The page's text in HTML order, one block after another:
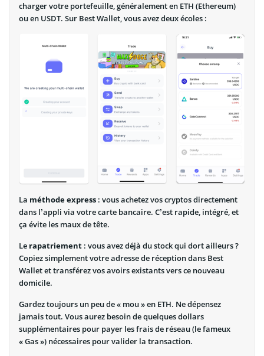
charger votre portefeuille, généralement en ETH (Ethereum)
ou en USDT. Sur Best Wallet, vous avez deux écoles :
La méthode express : vous achetez vos cryptos directement
dans l’appli via votre carte bancaire. C’est rapide, intégré, et
ça évite les maux de tête.
Le rapatriement : vous avez déjà du stock qui dort ailleurs ?
Copiez simplement votre adresse de réception dans Best
Wallet et transférez vos avoirs existants vers ce nouveau
domicile.
Gardez toujours un peu de « mou » en ETH. Ne dépensez
jamais tout. Vous aurez besoin de quelques dollars
supplémentaires pour payer les frais de réseau (le fameux
« Gas ») nécessaires pour valider la transaction.